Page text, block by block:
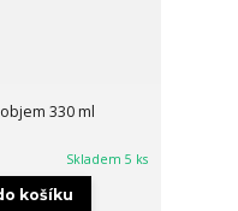
330 ml
Skladem 5 ks
košíku